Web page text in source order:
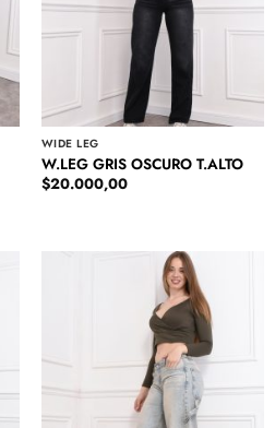
WIDE LEG
W.LEG GRIS OSCURO T.ALTO
$20.000,00